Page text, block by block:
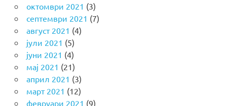
октомври 2021 (3)
септември 2021 (7)
август 2021 (4)
јули 2021 (5)
јуни 2021 (4)
мај 2021 (21)
април 2021 (3)
март 2021 (12)
февруари 2021 (9)